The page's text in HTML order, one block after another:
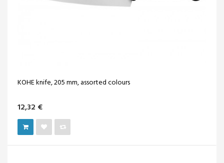
KOHE knife, 205 mm, assorted colours
12,32 €